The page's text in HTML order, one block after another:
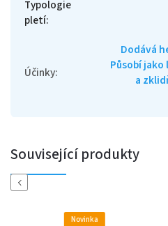
Typologie
pletí:
Účinky:
Dodává
Působí
a
Související produkty
Previous